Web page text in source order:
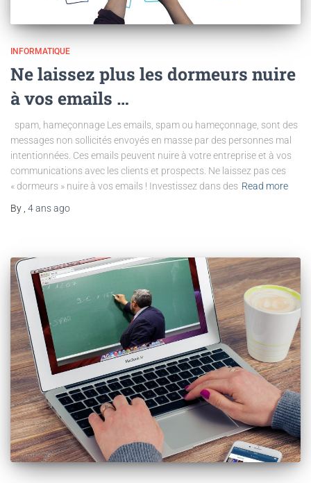
INFORMATIQUE
Ne laissez plus les dormeurs nuire
à vos emails …
spam, hameçonnage Les emails, spam ou hameçonnage, sont des
messages non sollicités envoyés en masse par des personnes mal
intentionnées. Ces emails peuvent nuire à votre entreprise et à vos
communications avec les clients et prospects. Ne laissez pas ces
« dormeurs » nuire à vos emails ! Investissez dans des Read more
By 4 ansago